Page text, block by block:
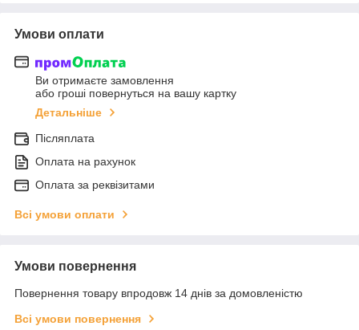
Умови оплати
Ви отримаєте замовлення
або гроші повернуться на вашу картку
Детальніше
Післяплата
Оплата на рахунок
Оплата за реквізитами
Всі умови оплати
Умови повернення
Повернення товару впродовж 14 днів за домовленістю
Всі умови повернення